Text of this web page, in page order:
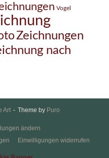
Vogel
Zeichnungen
nach
Art Theme by Puro
ändern
Einwilligungen widerrufen